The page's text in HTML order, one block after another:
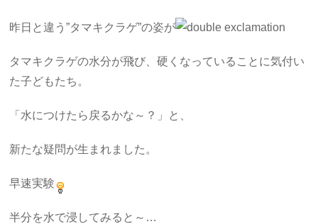
昨日と違う”タマキクラゲ”の姿が
タマキクラゲの水分が飛び、硬くなっていることに気付い
た子どもたち。
「水につけたら戻るかな～？」と、
新たな疑問が生まれました。
早速実験
半分を水で浸してみると～…